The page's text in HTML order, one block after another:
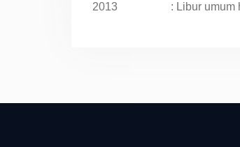
2013 : Libur umum hari